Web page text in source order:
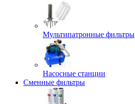
Мультипатронные фильтры
Насосные станции
Сменные фильтры